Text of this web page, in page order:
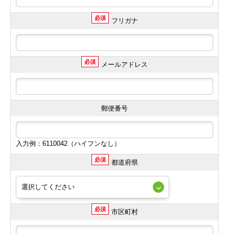
必須 フリガナ
必須 メールアドレス
郵便番号
入力例：6110042（ハイフンなし）
必須 都道府県
必須 市区町村